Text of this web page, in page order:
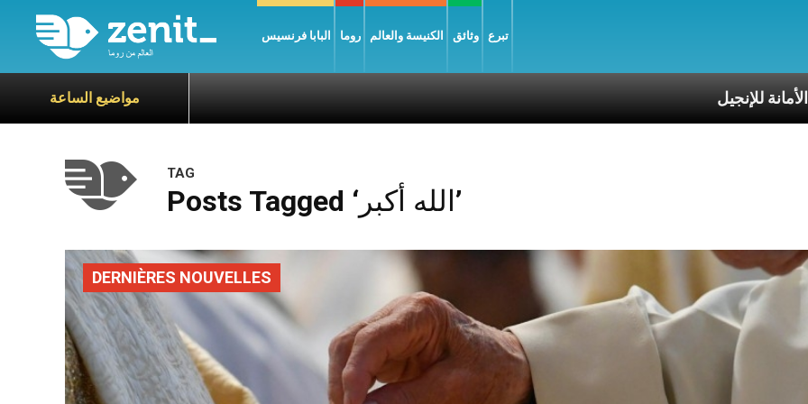
البابا فرنسيس روما الكنيسة والعالم وثائق تبرع
مواضيع الساعة
TAG
Posts Tagged ‘الله أكبر’
DERNIÈRES NOUVELLES